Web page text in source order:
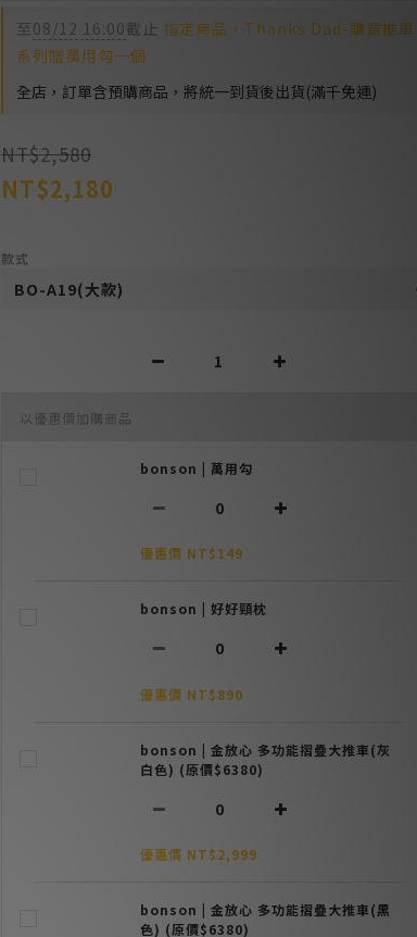
至08/12 16:00截止 指定商品，Thanks Dad-購買推車
系列贈萬用勾一個
全店，訂單含預購商品，將統一到貨後出貨(滿千免運)
NT$2,580
NT$2,180
款式
以優惠價加購商品
bonson | 萬用勾
優惠價 NT$149
bonson | 好好頸枕
優惠價 NT$890
bonson | 金放心 多功能摺疊大推車(灰
白色) (原價$6380)
優惠價 NT$2,999
bonson | 金放心 多功能摺疊大推車(黑
色) (原價$6380)